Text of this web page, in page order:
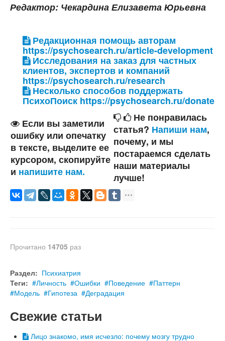
Редактор: Чекардина Елизавета Юрьевна
Редакционная помощь авторам
https://psychosearch.ru/article-development
Исследования на заказ для частных
клиентов, экспертов и компаний
https://psychosearch.ru/research
Несколько способов поддержать
ПсихоПоиск https://psychosearch.ru/donate
Если вы заметили
ошибку или опечатку
в тексте, выделите ее
курсором, скопируйте
и напишите нам.
Не понравилась
статья? Напиши нам,
почему, и мы
постараемся сделать
наши материалы
лучше!
Прочитано 14705 раз
Раздел: Психиатрия
Теги:
Личность Ошибки Поведение
Паттерн
Модель
Гипотеза Деградация
Свежие статьи
Лицо знакомо, имя исчезло: почему мозгу трудно